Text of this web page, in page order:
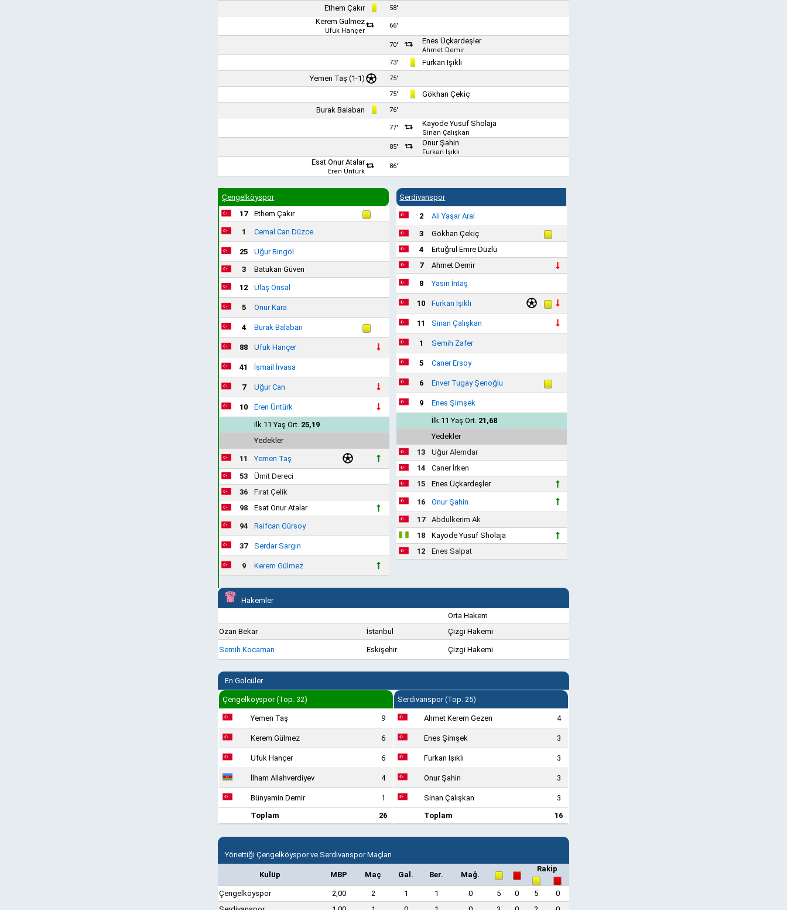
Ethem Çakır
58'
Kerem Gülmez
Ufuk Hançer
66'
70' Enes Üçkardeşler
Ahmet Demir
73'
Furkan Işıklı
Yemen Taş (1-1) 75'
75'
Gökhan Çekiç
Burak Balaban
76'
77' Kayode Yusuf Sholaja
Sinan Çalışkan
85'
Onur Şahin
Furkan Işıklı
Esat Onur Atalar
Eren Üntürk
86'
Çengelköyspor
17
Ethem Çakır
1 Cemal Can Düzce
25
Uğur Bingöl
3
Batukan Güven
12 Ulaş Önsal
5 Onur Kara
4 Burak Balaban
88 Ufuk Hançer
41 İsmail İrvasa
7 Uğur Can
10
Eren Üntürk
İlk 11 Yaş Ort. 25,19
Yedekler
11
Yemen Taş
53
Ümit Dereci
36
Fırat Çelik
98
Esat Onur Atalar
94 Raifcan Gürsoy
37 Serdar Sargın
9 Kerem Gülmez
Serdivanspor
2
Ali Yaşar Aral
3
Gökhan Çekiç
4
Ertuğrul Emre Düzlü
7
Ahmet Demir
8 Yasin İntaş
10 Furkan Işıklı
11 Sinan Çalışkan
1 Semih Zafer
5 Caner Ersoy
6 Enver Tugay Şenoğlu
9
Enes Şimşek
İlk 11 Yaş Ort. 21,68
Yedekler
13
Uğur Alemdar
14
Caner İrken
15
Enes Üçkardeşler
16
Onur Şahin
17
Abdulkerim Ak
18
Kayode Yusuf Sholaja
12
Enes Salpat
Hakemler
Orta Hakem
Ozan Bekar
İstanbul Çizgi Hakemi
Semih Kocaman Eskişehir Çizgi Hakemi
En Golcüler
Çengelköyspor (Top. 32)
Yemen Taş 9
Kerem Gülmez 6
Ufuk Hançer 6
İlham Allahverdiyev 4
Bünyamin Demir
1
Toplam
26
Serdivanspor (Top. 25)
Ahmet Kerem Gezen 4
Enes Şimşek 3
Furkan Işıklı 3
Onur Şahin 3
Sinan Çalışkan
3
Toplam
16
Yönettiği Çengelköyspor ve Serdivanspor Maçları
Kulüp MBP Maç Gal. Ber. Mağ.
Rakip
Çengelköyspor 2,00 2 1 1 0 5 0 5
0